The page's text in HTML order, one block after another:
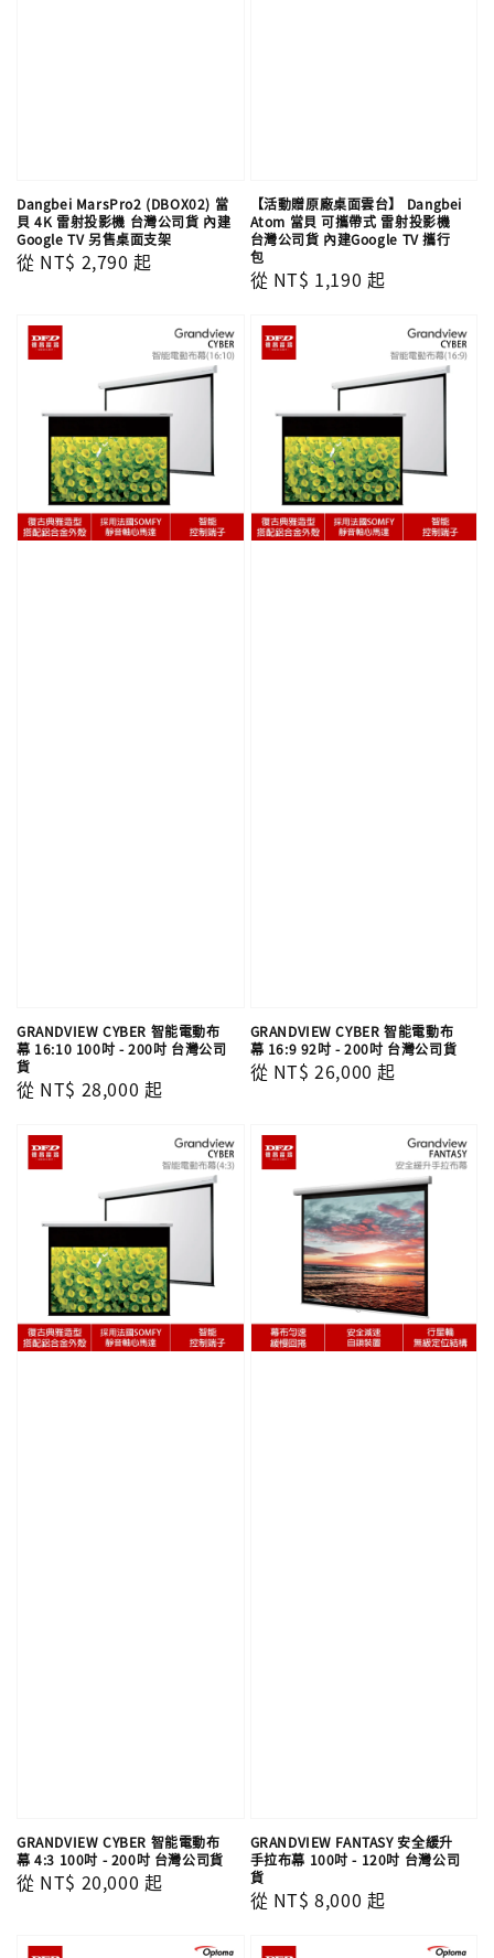
Dangbei MarsPro2 (DBOX02) 當
貝 4K 雷射投影機 台灣公司貨 內建
Google TV 另售桌面支架
Regular
從 NT$ 2,790 起
【活動贈原廠桌面雲台】 Dangbei
Atom 當貝 可攜帶式 雷射投影機
台灣公司貨 內建Google TV 攜行
包
Regular
從 NT$ 1,190 起
GRANDVIEW CYBER 智能電動布
幕 16:10 100吋 - 200吋 台灣公司
貨
Regular
從 NT$ 28,000 起
GRANDVIEW CYBER 智能電動布
幕 16:9 92吋 - 200吋 台灣公司貨
Regular
從 NT$ 26,000 起
GRANDVIEW CYBER 智能電動布
幕 4:3 100吋 - 200吋 台灣公司貨
Regular
從 NT$ 20,000 起
GRANDVIEW FANTASY 安全緩升
手拉布幕 100吋 - 120吋 台灣公司
貨
Regular
從 NT$ 8,000 起